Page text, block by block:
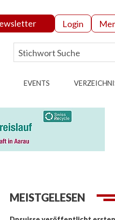
Login
EVENTS
MEISTGELESEN